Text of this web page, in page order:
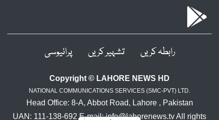
رابطہ کریں تشہیر کریں پرائیوسی
Copyright © LAHORE NEWS HD
NATIONAL COMMUNICATIONS SERVICES (SMC-PVT) LTD.
Head Office: 8-A, Abbot Road, Lahore , Pakistan
UAN: 111-138-692 E-mail: info@lahorenews.tv All rights